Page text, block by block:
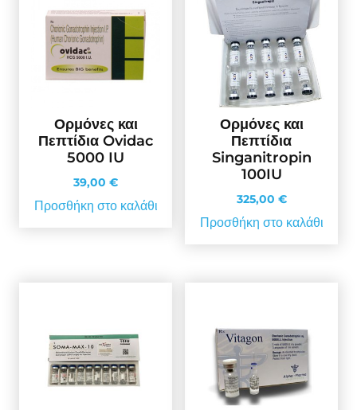
Ορμόνες και
Πεπτίδια Ovidac
5000 IU
39,00 €
Προσθήκη στο καλάθι
Ορμόνες και
Πεπτίδια
Singanitropin
100IU
325,00 €
Προσθήκη στο καλάθι